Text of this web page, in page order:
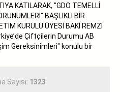
KATILARAK, "GDO TEMELLİ
BAŞLIKLI BİR
KURULU ÜYESİ BAKİ REMZİ
Çiftçilerin Durumu AB
Gereksinimleri" konulu bir
Sayısı: 1323